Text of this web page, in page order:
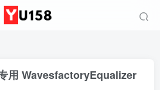
用 WavesfactoryEqualizer